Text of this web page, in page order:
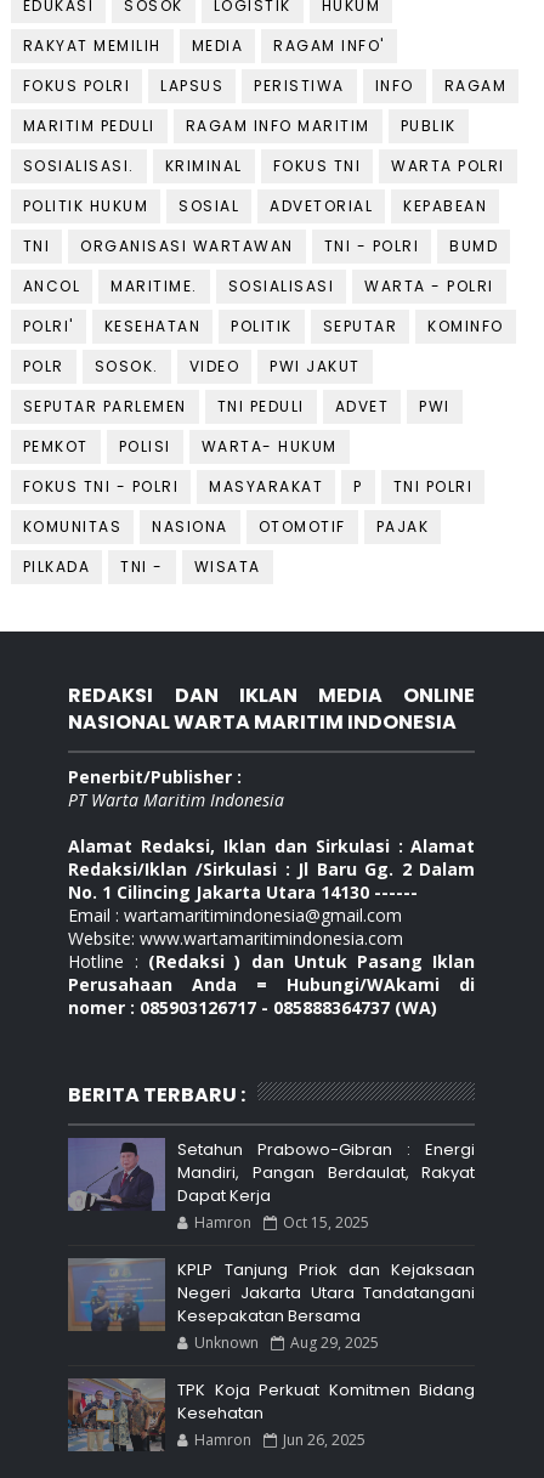
EDUKASI
SOSOK LOGISTIK
HUKUM
RAKYAT MEMILIH
MEDIA
RAGAM INFO'
FOKUS POLRI
LAPSUS PERISTIWA INFO
RAGAM
MARITIM PEDULI
RAGAM INFO MARITIM
PUBLIK
SOSIALISASI.
KRIMINAL FOKUS TNI
WARTA POLRI
POLITIK HUKUM
SOSIAL ADVETORIAL
KEPABEAN
TNI
ORGANISASI WARTAWAN TNI - POLRI
BUMD
ANCOL
MARITIME. SOSIALISASI
WARTA - POLRI
POLRI'
KESEHATAN POLITIK SEPUTAR
KOMINFO
POLR
SOSOK. VIDEO
PWI JAKUT
SEPUTAR PARLEMEN
TNI PEDULI ADVET
PWI
PEMKOT
POLISI
WARTA- HUKUM
FOKUS TNI - POLRI
MASYARAKAT P
TNI POLRI
KOMUNITAS
NASIONA OTOMOTIF
PAJAK
PILKADA
TNI - WISATA
REDAKSI DAN IKLAN MEDIA ONLINE
NASIONAL WARTA MARITIM INDONESIA
Penerbit/Publisher :
PT Warta Maritim Indonesia
Alamat Redaksi, Iklan dan Sirkulasi : Alamat
Redaksi/Iklan /Sirkulasi : Jl Baru Gg. 2 Dalam
No. 1 Cilincing Jakarta Utara 14130 ------
Email : wartamaritimindonesia@gmail.com
Website: www.wartamaritimindonesia.com
Hotline : (Redaksi ) dan Untuk Pasang Iklan
Perusahaan Anda = Hubungi/WAkami di
nomer : 085903126717 - 085888364737 (WA)
BERITA TERBARU :
Setahun Prabowo-Gibran : Energi
Mandiri, Pangan Berdaulat, Rakyat
Dapat Kerja
Hamron Oct 15, 2025
KPLP Tanjung Priok dan Kejaksaan
Negeri Jakarta Utara Tandatangani
Kesepakatan Bersama
Unknown Aug 29, 2025
TPK Koja Perkuat Komitmen Bidang
Kesehatan
Hamron Jun 26, 2025